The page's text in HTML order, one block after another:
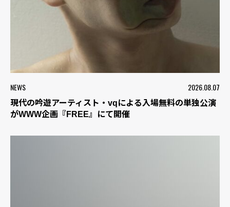
NEWS 2026.08.07
現代の吟遊アーティスト・vqによる入場無料の単独公演
がWWW企画『FREE』にて開催